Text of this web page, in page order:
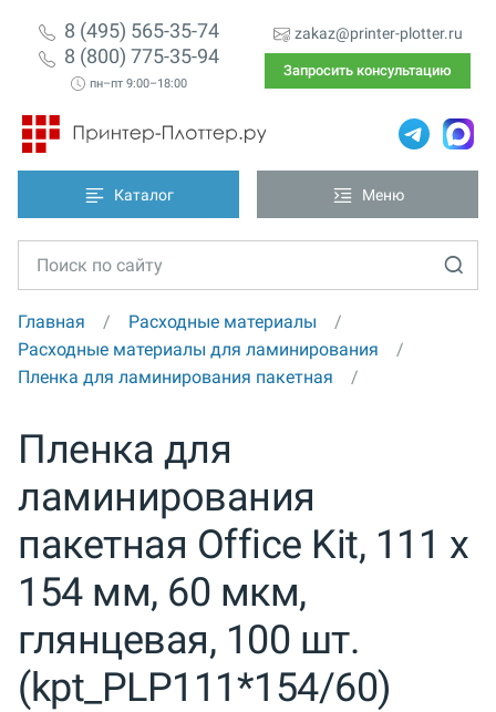
8 (495) 565-35-74
8 (800) 775-35-94
пн–пт 9:00–18:00
zakaz@printer-plotter.ru
Запросить консультацию
Каталог Меню
Главная
Расходные материалы
Расходные материалы для ламинирования
Пленка для ламинирования пакетная
Пленка для
ламинирования
пакетная Office Kit, 111 x
154 мм, 60 мкм,
глянцевая, 100 шт.
(kpt_PLP111*154/60)